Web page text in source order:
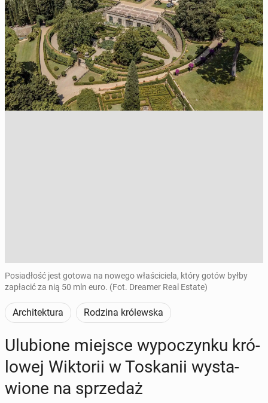
Posiadłość jest gotowa na nowego właściciela, który gotów byłby
zapłacić za nią 50 mln euro. (Fot. Dreamer Real Estate)
Architektura Rodzina królewska
Ulu­bio­ne miejsce wy­po­czyn­ku kró­
lo­wej Wik­to­rii w To­ska­nii wy­sta­
wio­ne na sprze­daż